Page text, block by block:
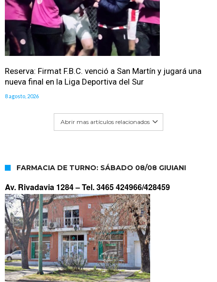
Reserva: Firmat F.B.C. venció a San Martín y jugará una
nueva final en la Liga Deportiva del Sur
8 agosto, 2026
Abrir mas artículos relacionados
FARMACIA DE TURNO: SÁBADO 08/08 GIUIANI
Av. Rivadavia 1284 –Tel. 3465 424966/428459